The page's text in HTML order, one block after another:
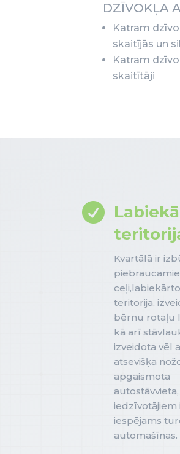
DZĪVOKĻA
Katram
skaitījās un
Katram
skaitītāji

Kvartālā ir
piebraucamie
teritorija,
bērnu rotaļu
kā arī
izveidota vēl
atsevišķa
apgaismota
iedzīvotājiem
iespējams
automašīnas.